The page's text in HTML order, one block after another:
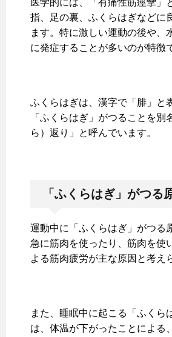
医学的には、「有痛性筋痙攣」
指、足の裏、ふくらはぎなどに
ます。特に激しい運動の後や、
に発症することが多いのが特徴
ふくらはぎは、漢字で「腓」と
「ふくらはぎ」がつることを別
ら）返り」と呼んでいます。
「ふくらはぎ」がつる
運動中に「ふくらはぎ」がつる
急に筋肉を使ったり、筋肉を使
よる筋肉疲労が主な原因と考え
また、睡眠中に起こる「ふくら
は、体温が下がったことによる